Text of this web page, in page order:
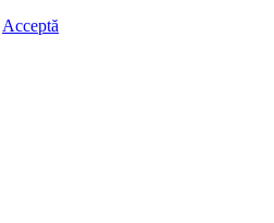
Acceptă